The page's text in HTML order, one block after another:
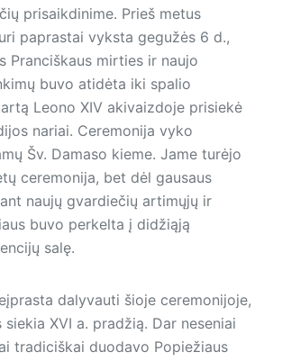
prisaikdinime. Prieš metus
paprastai vyksta gegužės 6 d.,
Pranciškaus mirties ir naujo
buvo atidėta iki spalio
Leono XIV akivaizdoje prisiekė
nariai. Ceremonija vyko
Šv. Damaso kieme. Jame turėjo
ceremonija, bet dėl gausaus
naujų gvardiečių artimųjų ir
buvo perkelta į didžiąją
salę.
dalyvauti šioje ceremonijoje,
XVI a. pradžią. Dar neseniai
tradiciškai duodavo Popiežiaus